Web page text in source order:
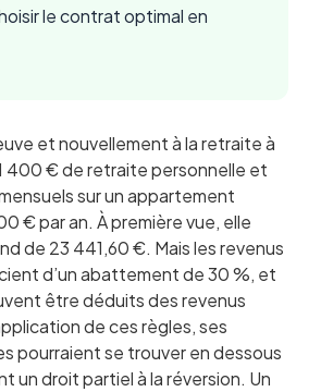
le contrat optimal en
et nouvellement à la retraite à
400 € de retraite personnelle et
sur un appartement
€ par an. À première vue, elle
de 23 441,60 €. Mais les revenus
d’un abattement de 30 %, et
être déduits des revenus
de ces règles, ses
pourraient se trouver en dessous
un droit partiel à la réversion. Un